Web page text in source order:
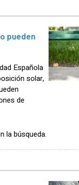
pueden
Española
solar,
de
la búsqueda.